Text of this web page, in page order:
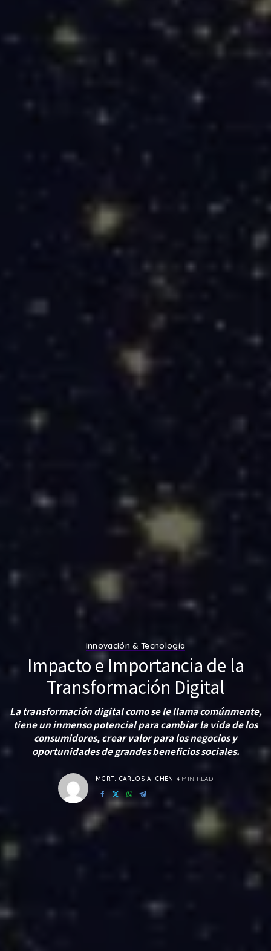
Innovación & Tecnología
Impacto e Importancia de la
Transformación Digital
La transformación digital como se le llama comúnmente,
tiene un inmenso potencial para cambiar la vida de los
consumidores, crear valor para los negocios y
oportunidades de grandes beneficios sociales.
POSTED
BY
MGRT. CARLOS A. CHEN 4 MIN READ